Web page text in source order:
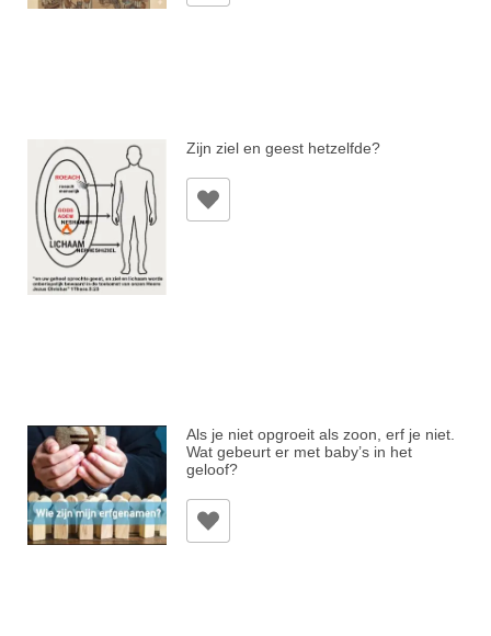
Zijn ziel en geest hetzelfde?
Als je niet opgroeit als zoon, erf je niet.
Wat gebeurt er met baby’s in het
geloof?